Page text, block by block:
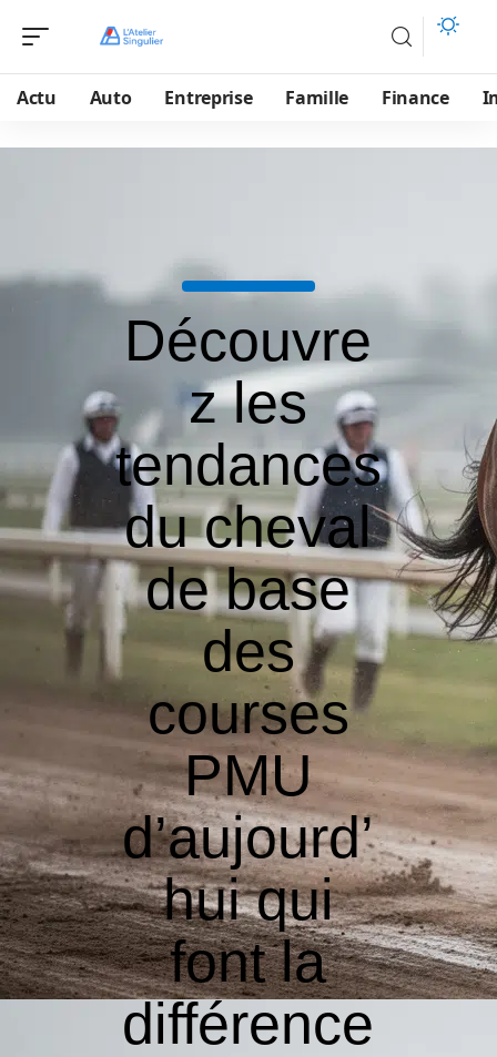
Actu Auto Entreprise Famille Finance
Découvre
z les
tendances
du cheval
de base
des
courses
PMU
d’aujourd’
hui qui
font la
différence